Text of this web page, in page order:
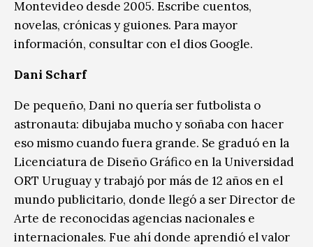
Montevideo desde 2005. Escribe cuentos,
novelas, crónicas y guiones. Para mayor
información, consultar con el dios Google.
Dani Scharf
De pequeño, Dani no quería ser futbolista o
astronauta: dibujaba mucho y soñaba con hacer
eso mismo cuando fuera grande. Se graduó en la
Licenciatura de Diseño Gráfico en la Universidad
ORT Uruguay y trabajó por más de 12 años en el
mundo publicitario, donde llegó a ser Director de
Arte de reconocidas agencias nacionales e
internacionales. Fue ahí donde aprendió el valor